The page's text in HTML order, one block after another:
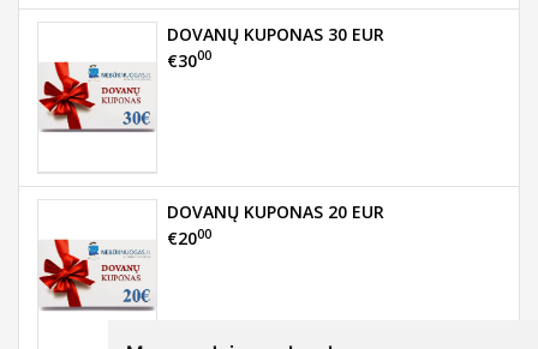
DOVANŲ KUPONAS 30 EUR
€3000
DOVANŲ KUPONAS 20 EUR
€2000